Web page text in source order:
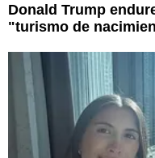
Donald Trump
"turismo de